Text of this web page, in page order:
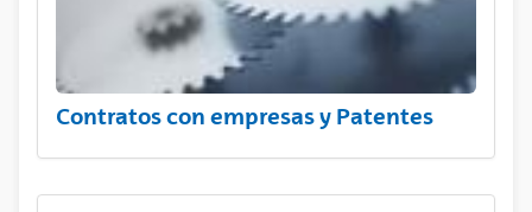
Contratos con empresas y Patentes